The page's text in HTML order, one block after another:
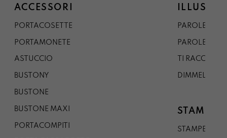
ACCESSORI
PORTACOSETTE
PORTAMONETE
ASTUCCIO
BUSTONY
BUSTONE
BUSTONE MAXI
PORTACOMPITI
PAROLE DAL
PAROLE DA
TI
DIMMELO
STAMPE
STAMPE A5